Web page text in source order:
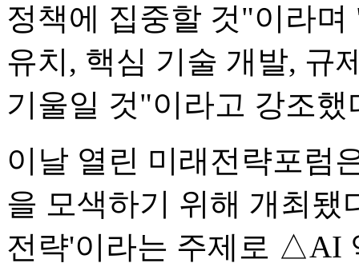
정책에 집중할 것"이라
유치, 핵심 기술 개발, 규
기울일 것"이라고 강조했
이날 열린 미래전략포럼
을 모색하기 위해 개최됐
전략'이라는 주제로 △AI